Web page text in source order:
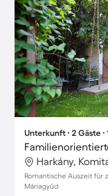
Unterkunft ∙ 2 Gäste
Harkány,
Romantische Auszeit für
Máriagyűd